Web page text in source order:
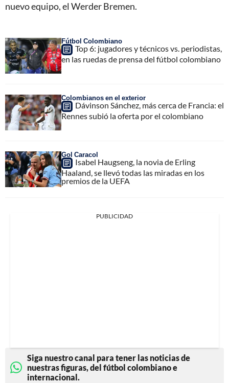
nuevo equipo, el Werder Bremen.
Fútbol Colombiano
Top 6: jugadores y técnicos vs. periodistas,
en las ruedas de prensa del fútbol colombiano
Colombianos en el exterior
Dávinson Sánchez, más cerca de Francia: el
Rennes subió la oferta por el colombiano
Gol Caracol
Isabel Haugseng, la novia de Erling
Haaland, se llevó todas las miradas en los
premios de la UEFA
PUBLICIDAD
Siga nuestro canal para tener las noticias de
nuestras figuras, del fútbol colombiano e
internacional.